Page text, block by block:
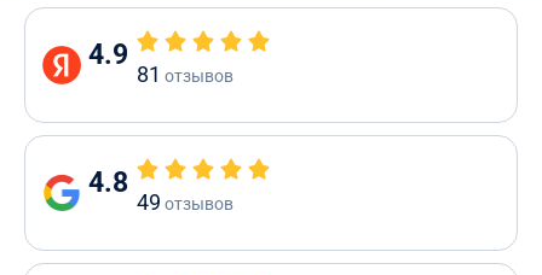
4.9
81 отзывов
4.8
49 отзывов